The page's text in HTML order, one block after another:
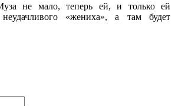
не мало, теперь ей, и только ей
неудачливого «жениха», а там будет